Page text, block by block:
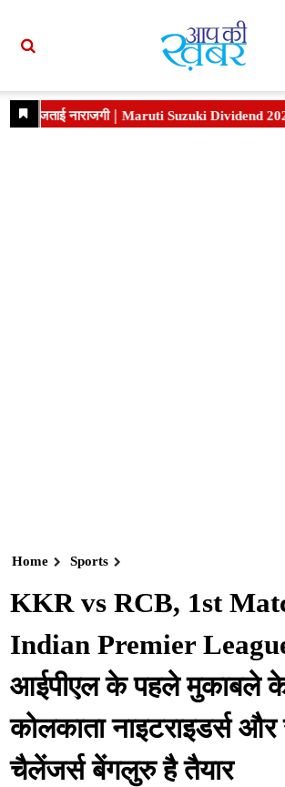
Home Sports
KKR vs RCB, 1st
Indian Premier
आईपीएल के पहले मुकाबले
कोलकाता नाइटराइडर्स और
चैलेंजर्स बेंगलुरु है तैयार